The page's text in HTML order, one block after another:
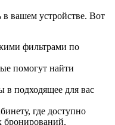
вашем устройстве. Вот
фильтрами по
помогут найти
в подходящее для вас
где доступно
бронирований.